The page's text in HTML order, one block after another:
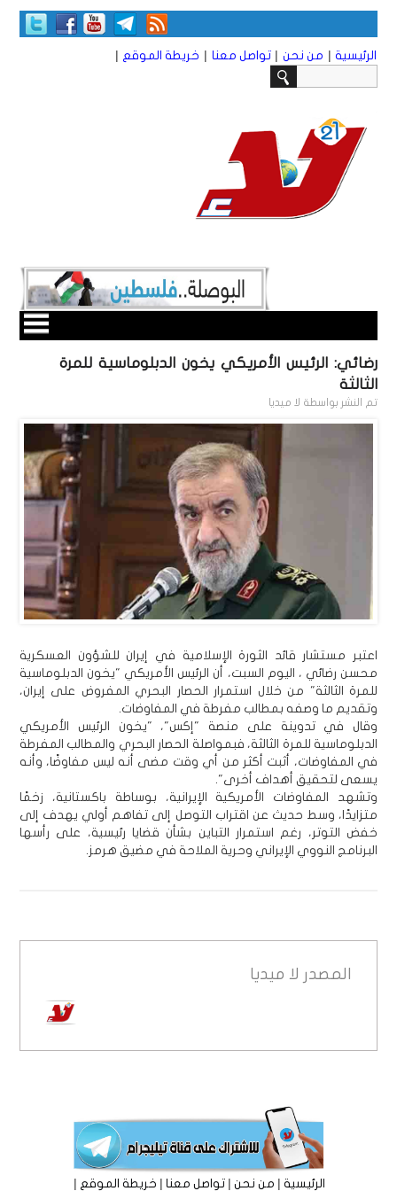
الرئيسية | من نحن | تواصل معنا | خريطة الموقع |
رضائي: الرئيس الأمريكي يخون الدبلوماسية للمرة
الثالثة
تم النشر بواسطة لا ميديا
اعتبر مستشار قائد الثورة الإسلامية في إيران للشؤون العسكرية
محسن رضائي ، اليوم السبت، أن الرئيس الأمريكي "يخون الدبلوماسية
للمرة الثالثة" من خلال استمرار الحصار البحري المفروض على إيران،
وتقديم ما وصفه بمطالب مفرطة في المفاوضات.
وقال في تدوينة على منصة "إكس"، "يخون الرئيس الأمريكي
الدبلوماسية للمرة الثالثة، فبمواصلة الحصار البحري والمطالب المفرطة
في المفاوضات، أثبت أكثر من أي وقت مضى أنه ليس مفاوضًا، وأنه
يسعى لتحقيق أهداف أخرى".
وتشهد المفاوضات الأمريكية الإيرانية، بوساطة باكستانية، زخمًا
متزايدًا، وسط حديث عن اقتراب التوصل إلى تفاهم أولي يهدف إلى
خفض التوتر، رغم استمرار التباين بشأن قضايا رئيسية، على رأسها
البرنامج النووي الإيراني وحرية الملاحة في مضيق هرمز.
المصدر لا ميديا
الرئيسية|من نحن|تواصل معنا|خريطة الموقع |